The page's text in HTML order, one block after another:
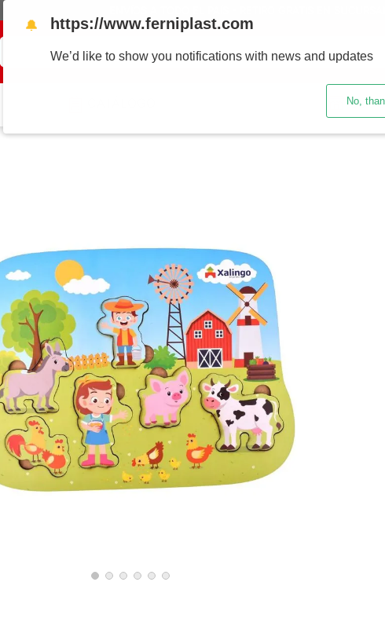
¿Qué estás buscando?
🔔 https://www.ferniplast.com
We’d like to show you notifications with news and updates
No,